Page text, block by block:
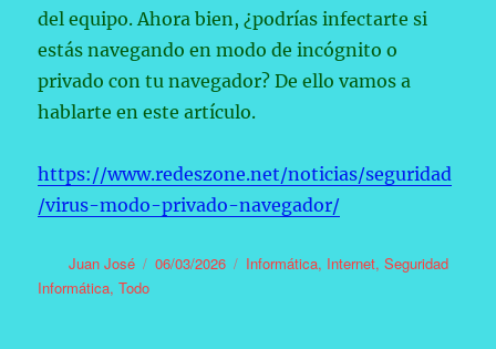
del equipo. Ahora bien, ¿podrías infectarte si
estás navegando en modo de incógnito o
privado con tu navegador? De ello vamos a
hablarte en este artículo.
https://www.redeszone.net/noticias/seguridad
/virus-modo-privado-navegador/
Autor
Juan José
Publicado
06/03/2026 Categorías
Informática, Internet,Seguridad
Informática,Todo